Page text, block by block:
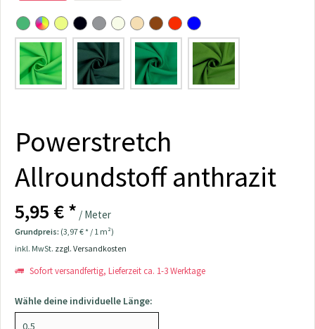
Powerstretch
Allroundstoff anthrazit
5,95 € * / Meter
Grundpreis: (3,97 € * / 1 m²)
inkl. MwSt. zzgl. Versandkosten
Sofort versandfertig, Lieferzeit ca. 1-3 Werktage
Wähle deine individuelle Länge: